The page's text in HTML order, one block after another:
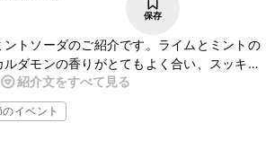
保存
トソーダのご紹介です。ライムとミントの
ダモンの香りがとてもよく合い、スッキリ
る味わいですよ。炭酸水で割るととてもおい
ださいね。
紹介文をすべて見る
のイベント